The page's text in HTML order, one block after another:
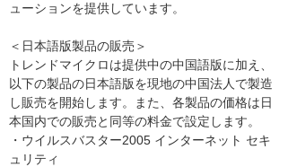
ューションを提供しています。
＜日本語版製品の販売＞
トレンドマイクロは提供中の中国語版に加え、
以下の製品の日本語版を現地の中国法人で製造
し販売を開始します。また、各製品の価格は日
本国内での販売と同等の料金で設定します。
・ウイルスバスター2005 インターネット セキ
ュリティ